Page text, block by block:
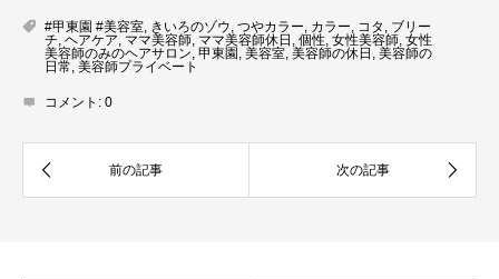
#甲東園 #美容室 きいろのゾウ つやカラー カラー コタ
ブリー
チ ヘアケア ママ美容師 ママ美容師休日 個性 女性美容師 女性
美容師のみのヘアサロン 甲東園 美容室 美容師の休日 美容師の
日常 美容師プライベート
コメント: 0